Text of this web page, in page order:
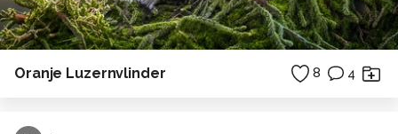
Oranje Luzernvlinder 8 4